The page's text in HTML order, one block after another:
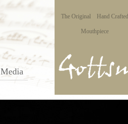
The Original Hand Crafted
Mouthpiece
Media